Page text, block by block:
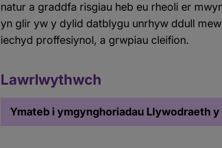
natur a graddfa risgiau heb eu rheoli er
yn glir yw y dylid datblygu unrhyw ddull
iechyd proffesiynol, a grwpiau cleifion.
Lawrlwythwch
Ymateb i ymgynghoriadau Llywodraeth